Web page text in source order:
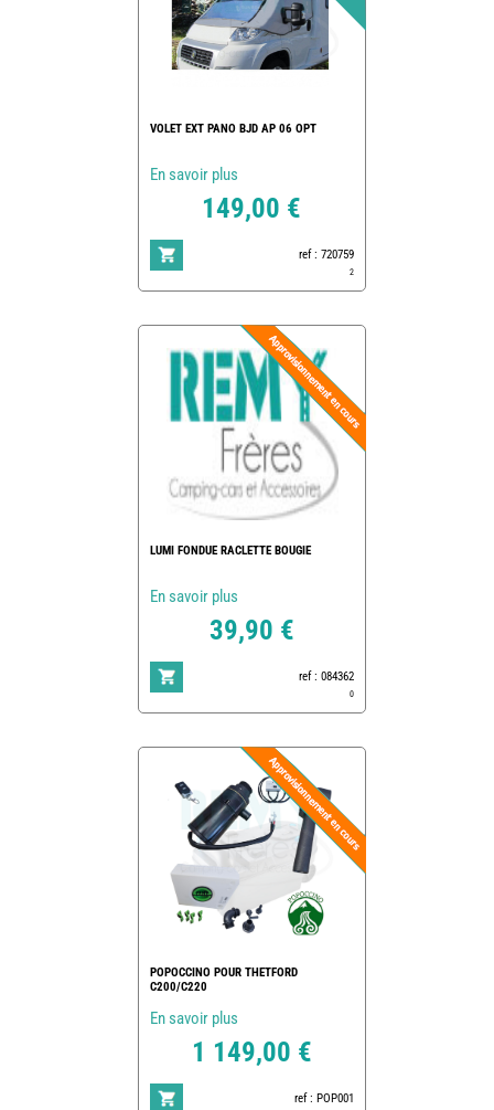
VOLET EXT PANO BJD AP 06 OPT
En savoir plus
149,00 €
ref : 720759
2
LUMI FONDUE RACLETTE BOUGIE
En savoir plus
39,90 €
ref : 084362
0
POPOCCINO POUR THETFORD
C200/C220
En savoir plus
1 149,00 €
ref : POP001